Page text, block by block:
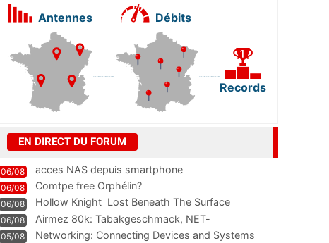
Antennes Débits
Records
EN DIRECT DU FORUM
06/08 acces NAS depuis smartphone
06/08 Comtpe free Orphélin?
06/08 Hollow Knight  Lost Beneath The Surface
06/08
Airmez 80k: Tabakgeschmack, NET-
Technologie und Leistung im
05/08 Networking: Connecting Devices and Systems